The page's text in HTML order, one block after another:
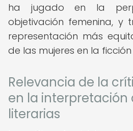
ha jugado en la
objetivación femenina, y
representación más
de las mujeres en la
Relevancia de la
en la interpretación
literarias